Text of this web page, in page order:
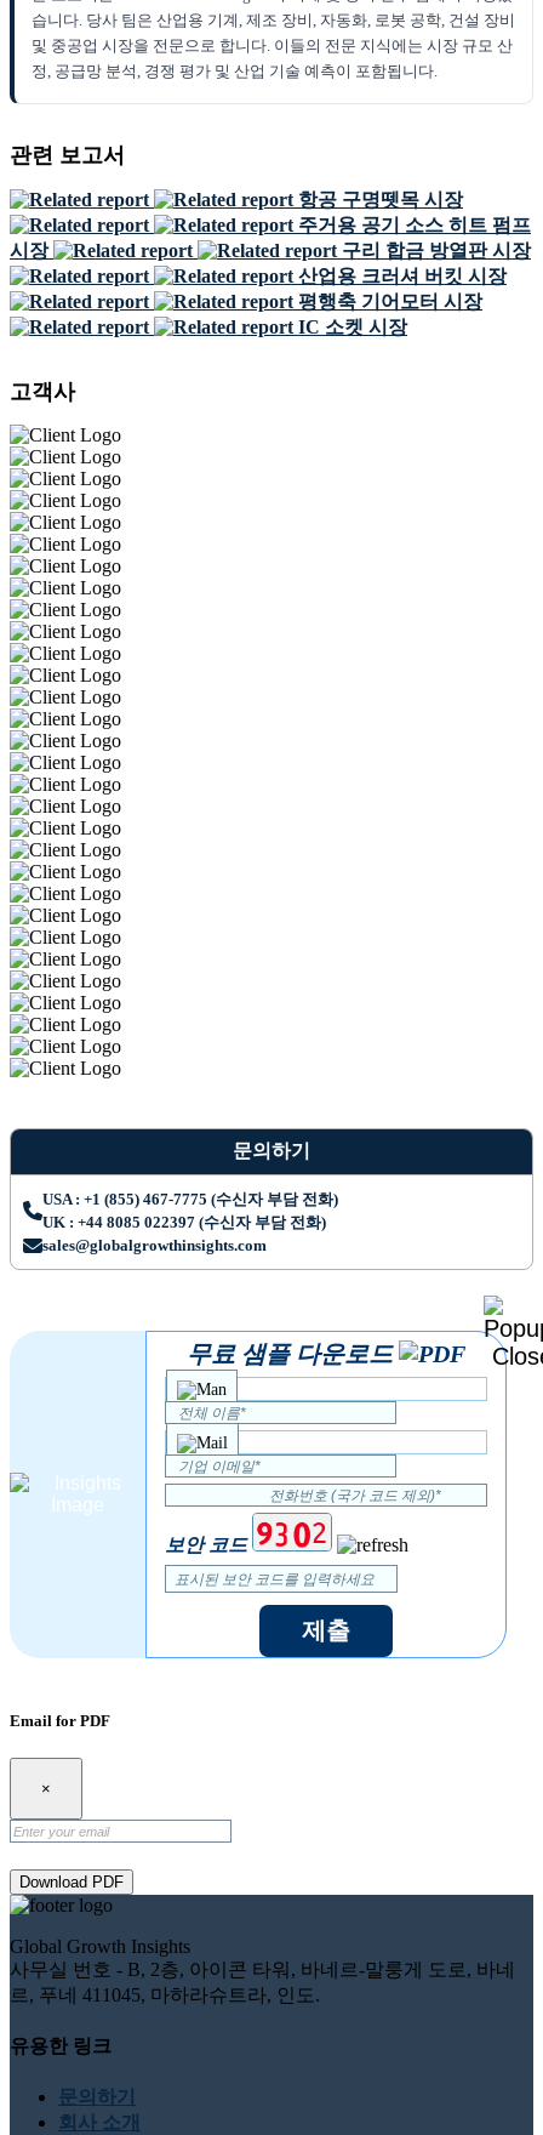
습니다. 당사 팀은 산업용 기계, 제조 장비, 자동화, 로봇 공학, 건설 장비
및 중공업 시장을 전문으로 합니다. 이들의 전문 지식에는 시장 규모 산
정, 공급망 분석, 경쟁 평가 및 산업 기술 예측이 포함됩니다.
관련 보고서
항공 구명뗏목 시장
주거용 공기 소스 히트 펌프
시장
구리 합금 방열판 시장
산업용 크러셔 버킷 시장
평행축 기어모터 시장
IC 소켓 시장
고객사
문의하기
USA : +1 (855) 467-7775 (수신자 부담 전화)
UK : +44 8085 022397 (수신자 부담 전화)
sales@globalgrowthinsights.com
무료 샘플 다운로드
보안 코드
제출
Email for PDF
×
Download PDF
Global Growth Insights
사무실 번호 - B, 2층, 아이콘 타워, 바네르-말룽게 도로, 바네
르, 푸네 411045, 마하라슈트라, 인도.
유용한 링크
문의하기
회사 소개